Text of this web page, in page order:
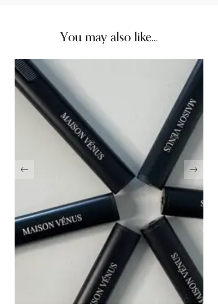
You may also like…